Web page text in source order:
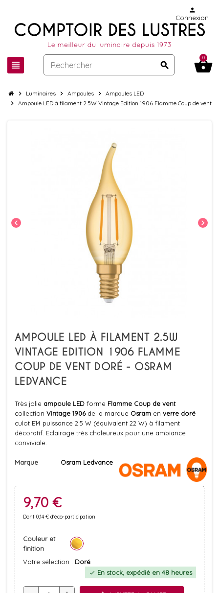
view_headline search
person
Connexion
shopping_basket
0
chevron_right Luminaires chevron_right Ampoules chevron_right Ampoules LED
chevron_right Ampoule LED à filament 2.5W Vintage Edition 1906 Flamme Coup de vent
chevron_left chevron_right
AMPOULE LED À FILAMENT 2.5W
VINTAGE EDITION 1906 FLAMME
COUP DE VENT DORÉ - OSRAM
LEDVANCE
Très jolie ampoule LED forme Flamme Coup de vent
collection Vintage 1906 de la marque Osram en verre doré
culot E14 puissance 2.5 W (équivalent 22 W) à filament
décoratif. Eclairage très chaleureux pour une ambiance
conviviale.
Marque Osram Ledvance
9,70 €
Dont 0,14 € d'éco-participation
Couleur et
finition
Votre sélection : Doré
check En stock, expédié en 48 heures